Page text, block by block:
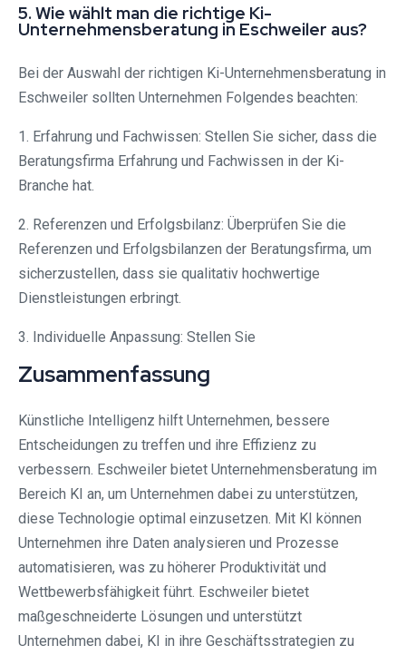
5. Wie wählt man die richtige Ki-
Unternehmensberatung in Eschweiler aus?
Bei der Auswahl der richtigen Ki-Unternehmensberatung in
Eschweiler sollten Unternehmen Folgendes beachten:
1. Erfahrung und Fachwissen: Stellen Sie sicher, dass die
Beratungsfirma Erfahrung und Fachwissen in der Ki-
Branche hat.
2. Referenzen und Erfolgsbilanz: Überprüfen Sie die
Referenzen und Erfolgsbilanzen der Beratungsfirma, um
sicherzustellen, dass sie qualitativ hochwertige
Dienstleistungen erbringt.
3. Individuelle Anpassung: Stellen Sie
Zusammenfassung
Künstliche Intelligenz hilft Unternehmen, bessere
Entscheidungen zu treffen und ihre Effizienz zu
verbessern. Eschweiler bietet Unternehmensberatung im
Bereich KI an, um Unternehmen dabei zu unterstützen,
diese Technologie optimal einzusetzen. Mit KI können
Unternehmen ihre Daten analysieren und Prozesse
automatisieren, was zu höherer Produktivität und
Wettbewerbsfähigkeit führt. Eschweiler bietet
maßgeschneiderte Lösungen und unterstützt
Unternehmen dabei, KI in ihre Geschäftsstrategien zu